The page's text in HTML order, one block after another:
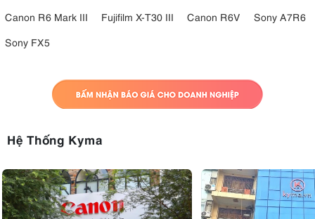
Canon R6 Mark III
Fujifilm X-T30 III Canon R6V
Sony A7R6
Sony FX5
Hệ Thống Kyma